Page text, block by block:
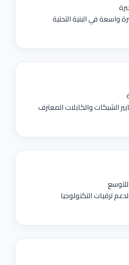
واسعة في البنية التحتية
الشبكات والكابلات المعترف
ترقيات التكنولوجيا